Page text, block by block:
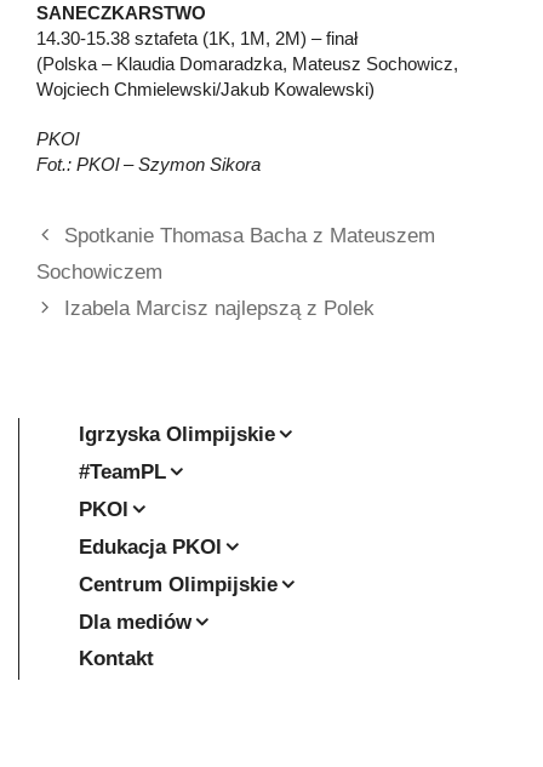
SANECZKARSTWO
14.30-15.38 sztafeta (1K, 1M, 2M) – finał
(Polska – Klaudia Domaradzka, Mateusz Sochowicz,
Wojciech Chmielewski/Jakub Kowalewski)
PKOl
Fot.: PKOl – Szymon Sikora
Spotkanie Thomasa Bacha z Mateuszem
Sochowiczem
Izabela Marcisz najlepszą z Polek
Igrzyska Olimpijskie
#TeamPL
PKOl
Edukacja PKOl
Centrum Olimpijskie
Dla mediów
Kontakt